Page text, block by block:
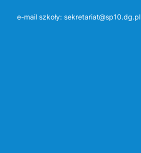
e-mail szkoły: sekretariat@sp10.dg.pl